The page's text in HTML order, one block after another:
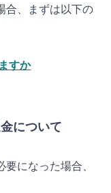
合、まずは以下の
すか
について
になった場合、